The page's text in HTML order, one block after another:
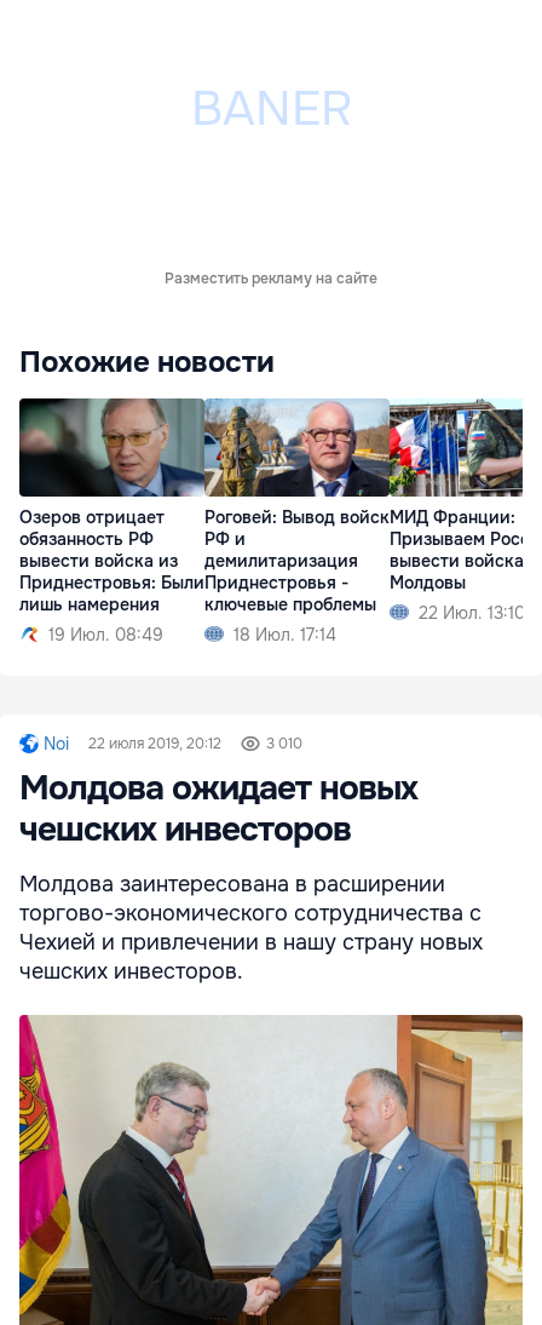
Разместить рекламу на сайте
Похожие новости
Озеров отрицает
обязанность РФ
вывести войска из
Приднестровья: Были
лишь намерения
19 Июл. 08:49
Роговей: Вывод войск
РФ и
демилитаризация
Приднестровья -
ключевые проблемы
18 Июл. 17:14
МИД Франции:
Призываем
вывести войска
Молдовы
22 Июл. 13:10
Noi 22 июля 2019, 20:12 3 010
Молдова ожидает новых
чешских инвесторов
Молдова заинтересована в расширении
торгово-экономического сотрудничества с
Чехией и привлечении в нашу страну новых
чешских инвесторов.